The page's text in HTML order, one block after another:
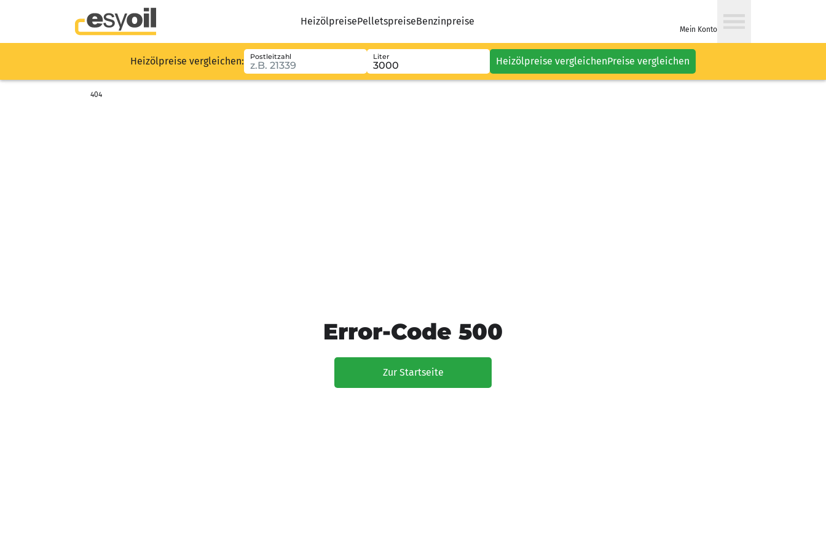
HeizölpreisePelletspreiseBenzinpreise
Mein Konto
Heizölpreise vergleichen: Postleitzahl Liter Heizölpreise vergleichenPreise vergleichen
404
Error-Code 500
Zur Startseite